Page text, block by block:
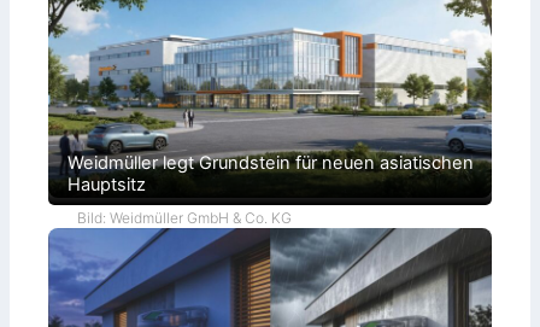
Weidmüller legt Grundstein für neuen asiatischen
Hauptsitz
Bild: Weidmüller GmbH & Co. KG